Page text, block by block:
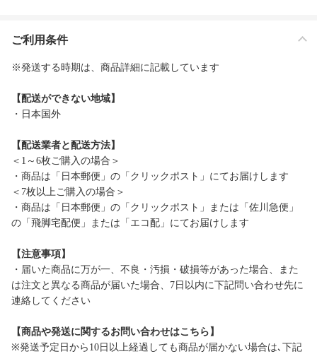
ご利用条件
※発送する時期は、商品詳細に記載しています
【配送ができない地域】
・日本国外
【配送業者と配送方法】
＜1～6枚ご購入の場合＞
・商品は「日本郵便」の「クリックポスト」にてお届けします
＜7枚以上ご購入の場合＞
・商品は「日本郵便」の「クリックポスト」または「佐川急便」
の「飛脚宅配便」または「エコ配」にてお届けします
【注意事項】
・届いた商品に万が一、不良・汚損・破損等があった場合、また
は注文と異なる商品が届いた場合、7日以内に下記問い合わせ先に
連絡してください
【商品や発送に関するお問い合わせはこちら】
※発送予定日から10日以上経過しても商品が届かない場合は､下記